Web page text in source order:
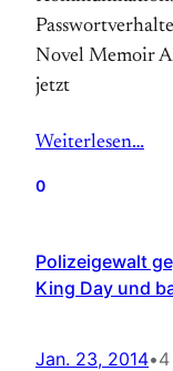
Novel Memoir
jetzt
Weiterlesen…
0
Polizeigewalt
King Day und
Jan. 23, 2014•